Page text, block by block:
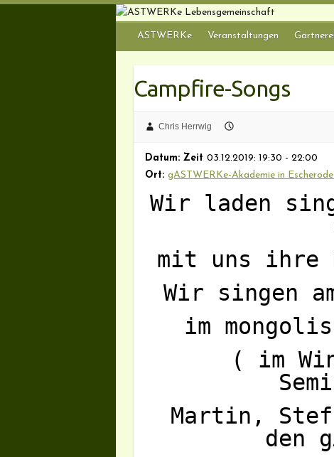
ASTWERKe Veranstaltungen
Campfire-Songs
Chris Herrwig
Datum: Zeit03.12.2019: 19:30 - 22:00
Ort:gASTWERKe-Akademie in
Wir laden
mit uns ihre
Wir singen
im
( im
Martin,
den